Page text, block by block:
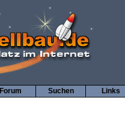
Links
Suchen
Forum